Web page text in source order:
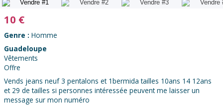
10 €
Genre : Homme
Guadeloupe
Vêtements
Offre
Vends jeans neuf 3 pentalons et 1bermida tailles 10ans 14 12ans
et 29 de tailles si personnes intéressée peuvent me laisser un
message sur mon numéro